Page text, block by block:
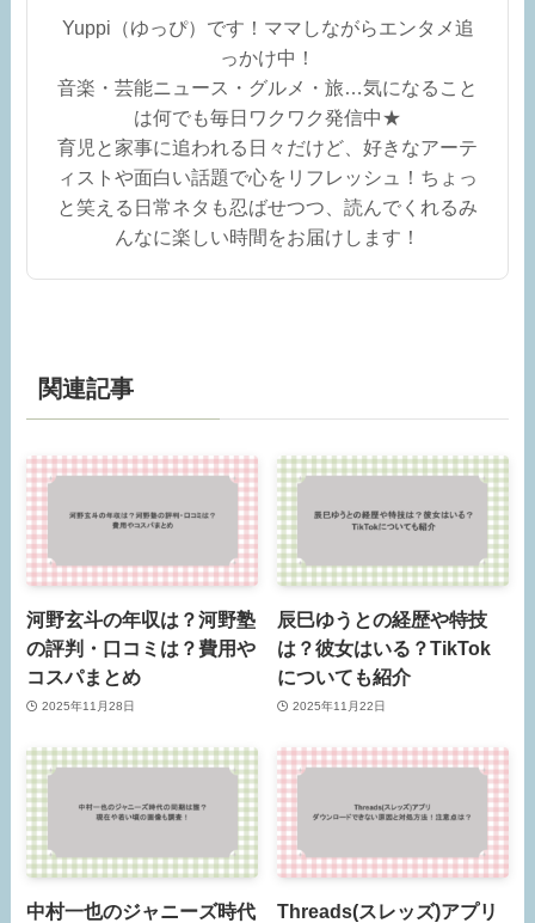
Yuppi（ゆっぴ）です！ママしながらエンタメ追
っかけ中！
音楽・芸能ニュース・グルメ・旅…気になること
は何でも毎日ワクワク発信中★
育児と家事に追われる日々だけど、好きなアーテ
ィストや面白い話題で心をリフレッシュ！ちょっ
と笑える日常ネタも忍ばせつつ、読んでくれるみ
んなに楽しい時間をお届けします！
関連記事
河野玄斗の年収は？河野塾
の評判・口コミは？費用や
コスパまとめ
2025年11月28日
辰巳ゆうとの経歴や特技
は？彼女はいる？TikTok
についても紹介
2025年11月22日
中村一也のジャニーズ時代
Threads(スレッズ)アプリ